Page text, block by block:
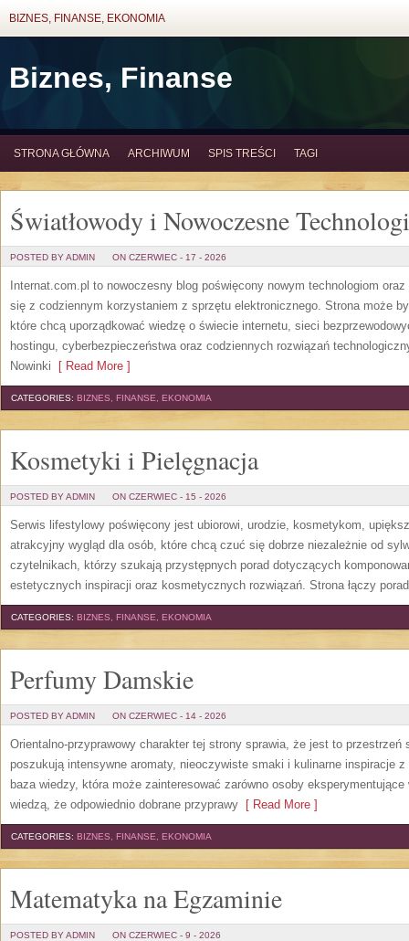
BIZNES, FINANSE, EKONOMIA
Biznes, Finanse
STRONA GŁÓWNA ARCHIWUM SPIS TREŚCI TAGI
Światłowody i Nowoczesne
POSTED BY ADMIN ON CZERWIEC - 17 - 2026
Internat.com.pl to nowoczesny blog poświęcony nowym technologiom
się z codziennym korzystaniem z sprzętu elektronicznego. Strona może
które chcą uporządkować wiedzę o świecie internetu, sieci
hostingu, cyberbezpieczeństwa oraz codziennych rozwiązań
Nowinki [ Read More ]
CATEGORIES: BIZNES, FINANSE, EKONOMIA
Kosmetyki i Pielęgnacja
POSTED BY ADMIN ON CZERWIEC - 15 - 2026
Serwis lifestylowy poświęcony jest ubiorowi, urodzie, kosmetykom,
atrakcyjny wygląd dla osób, które chcą czuć się dobrze niezależnie od
czytelnikach, którzy szukają przystępnych porad dotyczących
estetycznych inspiracji oraz kosmetycznych rozwiązań. Strona łączy
CATEGORIES: BIZNES, FINANSE, EKONOMIA
Perfumy Damskie
POSTED BY ADMIN ON CZERWIEC - 14 - 2026
Orientalno-przyprawowy charakter tej strony sprawia, że jest to
poszukują intensywne aromaty, nieoczywiste smaki i kulinarne inspiracje
baza wiedzy, która może zainteresować zarówno osoby
wiedzą, że odpowiednio dobrane przyprawy [ Read More ]
CATEGORIES: BIZNES, FINANSE, EKONOMIA
Matematyka na Egzaminie
POSTED BY ADMIN ON CZERWIEC - 9 - 2026